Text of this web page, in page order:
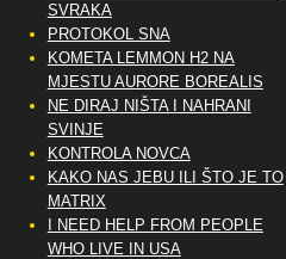
SVRAKA
PROTOKOL SNA
KOMETA LEMMON H2 NA
MJESTU AURORE BOREALIS
NE DIRAJ NIŠTA I NAHRANI
SVINJE
KONTROLA NOVCA
KAKO NAS JEBU ILI ŠTO JE TO
MATRIX
I NEED HELP FROM PEOPLE
WHO LIVE IN USA